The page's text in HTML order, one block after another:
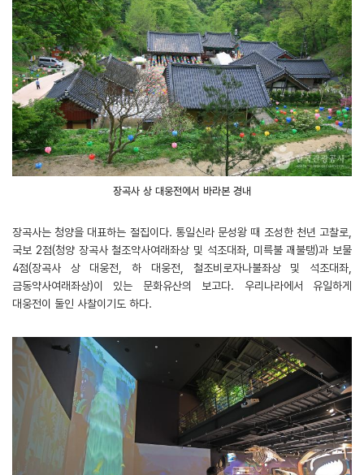
장곡사 상 대웅전에서 바라본 경내
장곡사는 청양을 대표하는 절집이다. 통일신라 문성왕 때 조성한 천년 고찰로,
국보 2점(청양 장곡사 철조약사여래좌상 및 석조대좌, 미륵불 괘불탱)과 보물
4점(장곡사 상 대웅전, 하 대웅전, 철조비로자나불좌상 및 석조대좌,
금동약사여래좌상)이 있는 문화유산의 보고다. 우리나라에서 유일하게
대웅전이 둘인 사찰이기도 하다.